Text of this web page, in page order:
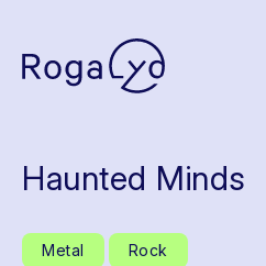
Haunted Minds
Metal Rock